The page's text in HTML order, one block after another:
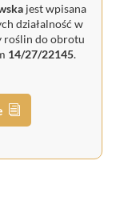
jest wpisana
działalność w
roślin do obrotu
14/27/22145.